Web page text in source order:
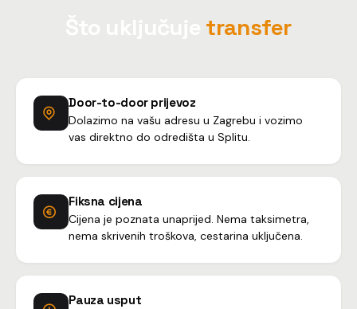
transfer
Door-to-door prijevoz
Dolazimo na vašu adresu u Zagrebu i vozimo
vas direktno do odredišta u Splitu.
Fiksna cijena
Cijena je poznata unaprijed. Nema taksimetra,
nema skrivenih troškova, cestarina uključena.
Pauza usput